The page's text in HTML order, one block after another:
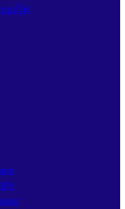
องไฟ